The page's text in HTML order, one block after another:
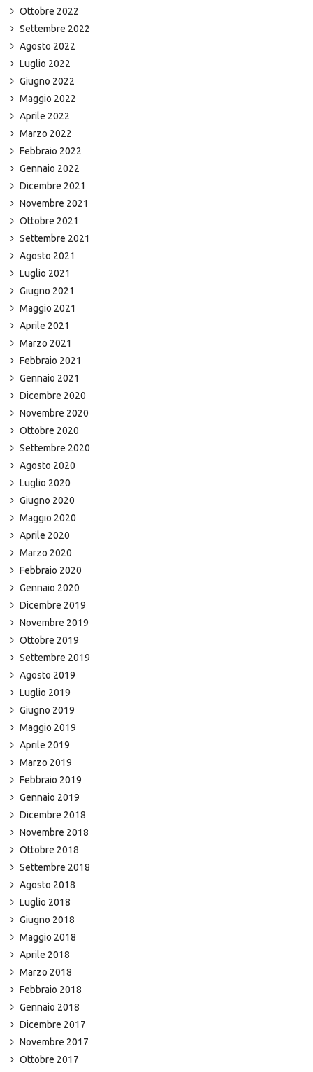
Ottobre 2022
Settembre 2022
Agosto 2022
Luglio 2022
Giugno 2022
Maggio 2022
Aprile 2022
Marzo 2022
Febbraio 2022
Gennaio 2022
Dicembre 2021
Novembre 2021
Ottobre 2021
Settembre 2021
Agosto 2021
Luglio 2021
Giugno 2021
Maggio 2021
Aprile 2021
Marzo 2021
Febbraio 2021
Gennaio 2021
Dicembre 2020
Novembre 2020
Ottobre 2020
Settembre 2020
Agosto 2020
Luglio 2020
Giugno 2020
Maggio 2020
Aprile 2020
Marzo 2020
Febbraio 2020
Gennaio 2020
Dicembre 2019
Novembre 2019
Ottobre 2019
Settembre 2019
Agosto 2019
Luglio 2019
Giugno 2019
Maggio 2019
Aprile 2019
Marzo 2019
Febbraio 2019
Gennaio 2019
Dicembre 2018
Novembre 2018
Ottobre 2018
Settembre 2018
Agosto 2018
Luglio 2018
Giugno 2018
Maggio 2018
Aprile 2018
Marzo 2018
Febbraio 2018
Gennaio 2018
Dicembre 2017
Novembre 2017
Ottobre 2017